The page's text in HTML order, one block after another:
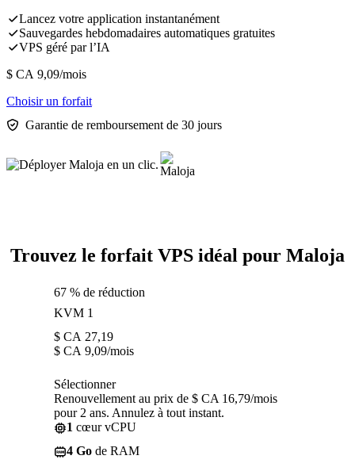
Lancez votre application instantanément
Sauvegardes hebdomadaires automatiques gratuites
VPS géré par l’IA
$ CA 9,09/mois
Choisir un forfait
Garantie de remboursement de 30 jours
Trouvez le forfait VPS idéal pour Maloja
67 % de réduction
KVM 1
$ CA 27,19
$ CA 9,09/mois
Sélectionner
Renouvellement au prix de $ CA 16,79/mois
pour 2 ans. Annulez à tout instant.
1 cœur vCPU
4 Go de RAM